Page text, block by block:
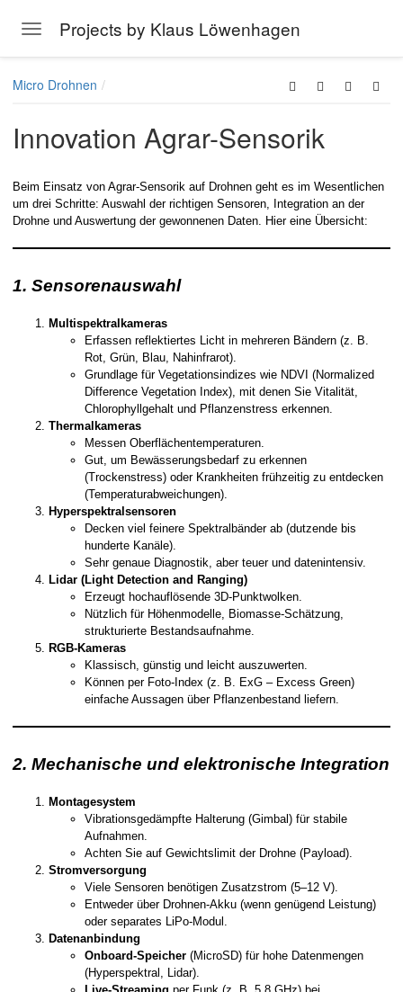
Toggle navigation
Projects by Klaus Löwenhagen
Micro Drohnen
Innovation Agrar-Sensorik
Beim Einsatz von Agrar-Sensorik auf Drohnen geht es im Wesentlichen
um drei Schritte: Auswahl der richtigen Sensoren, Integration an der
Drohne und Auswertung der gewonnenen Daten. Hier eine Übersicht:
1. Sensorenauswahl
Multispektralkameras
Erfassen reflektiertes Licht in mehreren Bändern (z. B.
Rot, Grün, Blau, Nahinfrarot).
Grundlage für Vegetationsindizes wie NDVI (Normalized
Difference Vegetation Index), mit denen Sie Vitalität,
Chlorophyllgehalt und Pflanzenstress erkennen.
Thermalkameras
Messen Oberflächentemperaturen.
Gut, um Bewässerungsbedarf zu erkennen
(Trockenstress) oder Krankheiten frühzeitig zu entdecken
(Temperaturabweichungen).
Hyperspektralsensoren
Decken viel feinere Spektralbänder ab (dutzende bis
hunderte Kanäle).
Sehr genaue Diagnostik, aber teuer und datenintensiv.
Lidar (Light Detection and Ranging)
Erzeugt hochauflösende 3D-Punktwolken.
Nützlich für Höhenmodelle, Biomasse-Schätzung,
strukturierte Bestandsaufnahme.
RGB-Kameras
Klassisch, günstig und leicht auszuwerten.
Können per Foto-Index (z. B. ExG – Excess Green)
einfache Aussagen über Pflanzenbestand liefern.
2. Mechanische und elektronische Integration
Montagesystem
Vibrationsgedämpfte Halterung (Gimbal) für stabile
Aufnahmen.
Achten Sie auf Gewichtslimit der Drohne (Payload).
Stromversorgung
Viele Sensoren benötigen Zusatzstrom (5–12 V).
Entweder über Drohnen-Akku (wenn genügend Leistung)
oder separates LiPo-Modul.
Datenanbindung
Onboard-Speicher (MicroSD) für hohe Datenmengen
(Hyperspektral, Lidar).